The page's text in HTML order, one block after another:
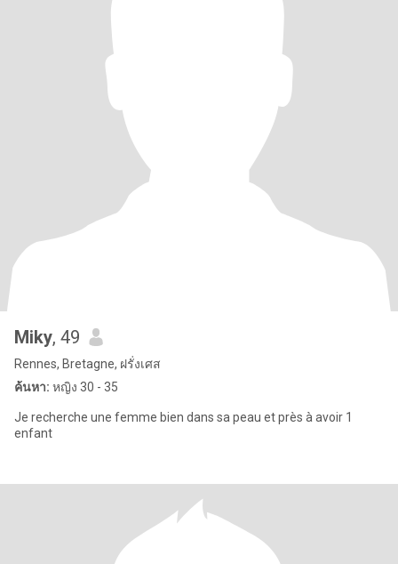
Miky, 49
Rennes, Bretagne, ฝรั่งเศส
ค้นหา: หญิง 30 - 35
Je recherche une femme bien dans sa peau et près à avoir 1
enfant